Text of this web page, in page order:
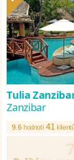
Tulia
Zanzibar
9.6 hodnotí41